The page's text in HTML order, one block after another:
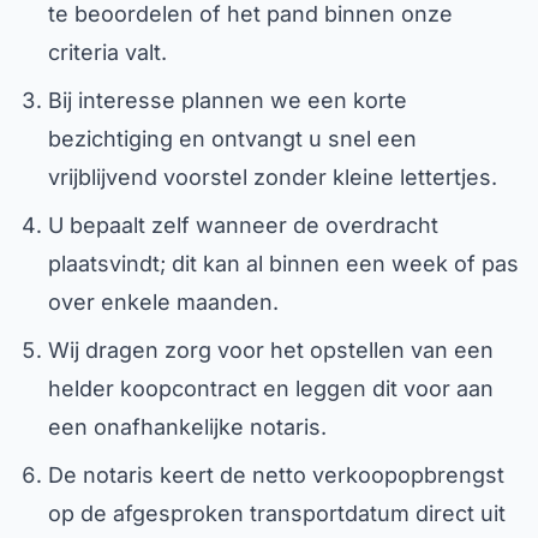
te beoordelen of het pand binnen onze
criteria valt.
Bij interesse plannen we een korte
bezichtiging en ontvangt u snel een
vrijblijvend voorstel zonder kleine lettertjes.
U bepaalt zelf wanneer de overdracht
plaatsvindt; dit kan al binnen een week of pas
over enkele maanden.
Wij dragen zorg voor het opstellen van een
helder koopcontract en leggen dit voor aan
een onafhankelijke notaris.
De notaris keert de netto verkoopopbrengst
op de afgesproken transportdatum direct uit